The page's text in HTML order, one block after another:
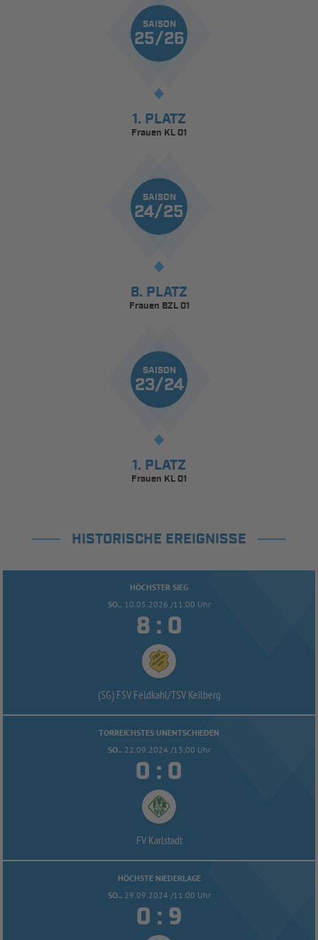
SAISON
25/26
1. PLATZ
Frauen KL 01
SAISON
24/25
8. PLATZ
Frauen BZL 01
SAISON
23/24
1. PLATZ
Frauen KL 01
HISTORISCHE EREIGNISSE
HÖCHSTER SIEG
SO.. 10.05.2026 /11:00 Uhr
 : 
(SG) FSV Feldkahl/TSV Keilberg
TORREICHSTES UNENTSCHIEDEN
SO.. 22.09.2024 /13:00 Uhr
 : 
FV Karlstadt
HÖCHSTE NIEDERLAGE
SO.. 29.09.2024 /11:00 Uhr
 : 